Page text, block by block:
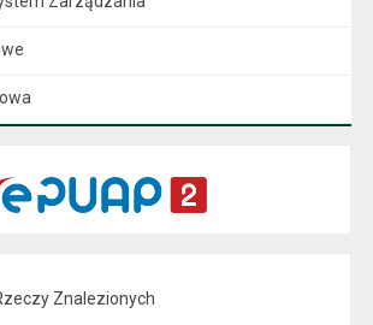
Znalezionych